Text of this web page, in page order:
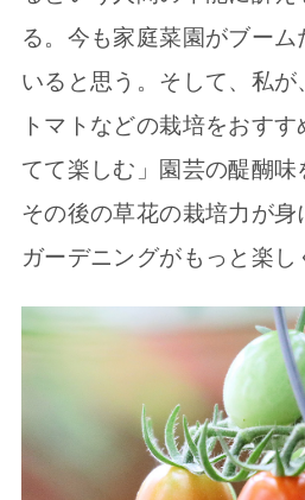
る。今も家庭菜園がブー
いると思う。そして、私が
トマトなどの栽培をおす
てて楽しむ」園芸の醍醐味
その後の草花の栽培力が身
ガーデニングがもっと楽し